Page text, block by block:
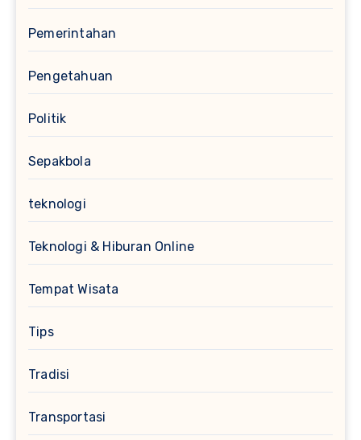
Pemerintahan
Pengetahuan
Politik
Sepakbola
teknologi
Teknologi & Hiburan Online
Tempat Wisata
Tips
Tradisi
Transportasi